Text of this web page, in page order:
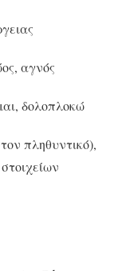
αγνός
δολοπλοκώ
πληθυντικό),